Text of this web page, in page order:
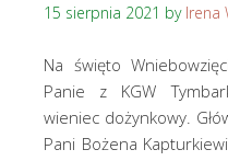
15 sierpnia 2021 by Irena
Na święto
Panie z KGW
wieniec dożynkowy.
Pani Bożena